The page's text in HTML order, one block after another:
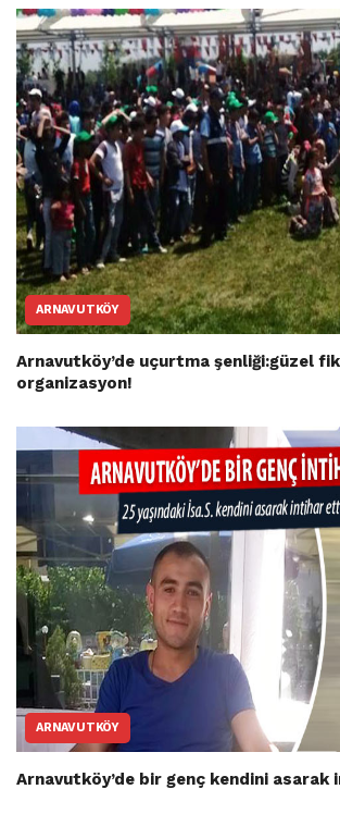
ARNAVUTKÖY
Arnavutköy’de uçurtma şenliği:güzel
organizasyon!
ARNAVUTKÖY
Arnavutköy’de bir genç kendini